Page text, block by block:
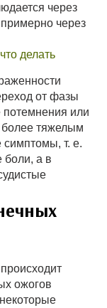
через
через
делать
от фазы
потемнения или
тяжелым
симптомы, т. е.
боли, а в
ожогов